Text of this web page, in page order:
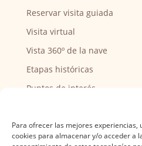
Para ofrecer las mejores experiencias,
cookies para almacenar y/o acceder a
Reservar visita guiada
Visita virtual
Vista 360º de la nave
Etapas históricas
Puntos de interés